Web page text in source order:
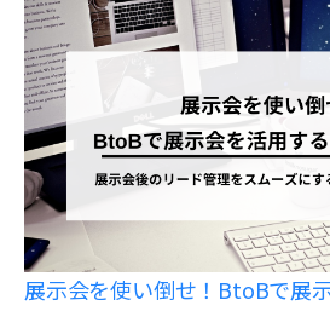
展示会を使い倒せ！BtoBで展